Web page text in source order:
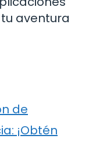
aventura
de
¡Obtén